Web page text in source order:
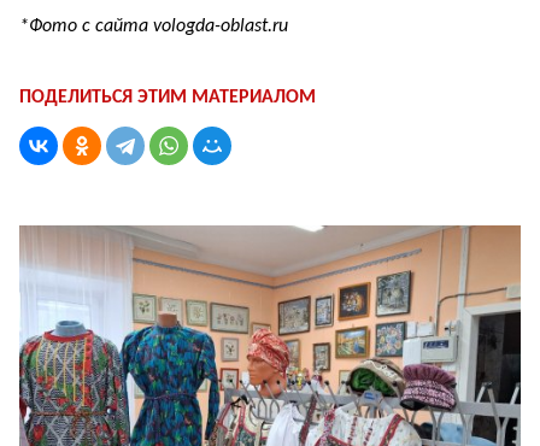
*Фото с сайта vologda-oblast.ru
ПОДЕЛИТЬСЯ ЭТИМ МАТЕРИАЛОМ